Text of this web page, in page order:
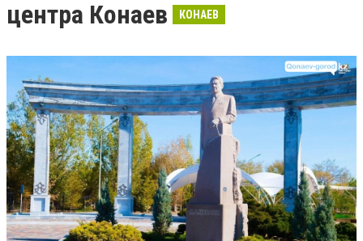
центра Конаев
КОНАЕВ